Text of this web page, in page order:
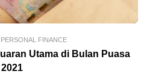
PERSONAL FINANCE
Utama di Bulan Puasa
2021